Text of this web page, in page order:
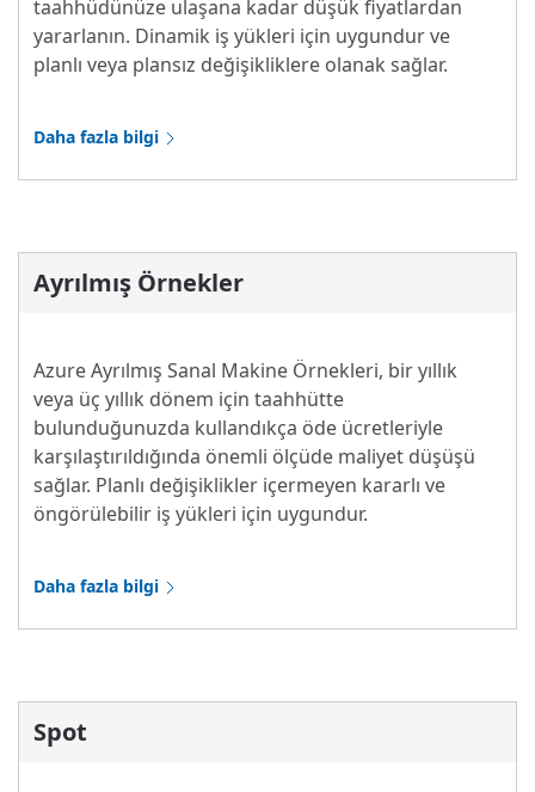
taahhüdünüze ulaşana kadar düşük fiyatlardan
yararlanın. Dinamik iş yükleri için uygundur ve
planlı veya plansız değişikliklere olanak sağlar.
Daha fazla bilgi
Ayrılmış Örnekler
Azure Ayrılmış Sanal Makine Örnekleri, bir yıllık
veya üç yıllık dönem için taahhütte
bulunduğunuzda kullandıkça öde ücretleriyle
karşılaştırıldığında önemli ölçüde maliyet düşüşü
sağlar. Planlı değişiklikler içermeyen kararlı ve
öngörülebilir iş yükleri için uygundur.
Daha fazla bilgi
Spot